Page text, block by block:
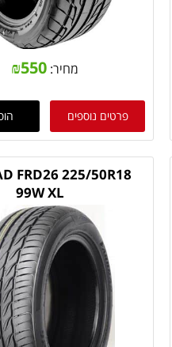
מחיר: ₪550
פרטים נוספים
FRD26 225/50R18
99W XL